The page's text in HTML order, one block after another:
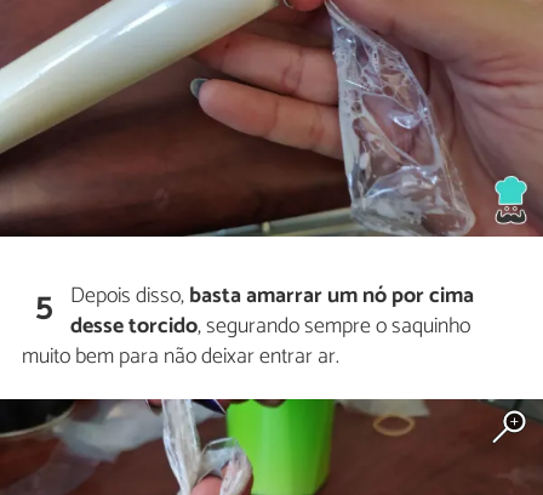
5 Depois disso,basta amarrar um nó por cima
desse torcido, segurando sempre o saquinho
muito bem para não deixar entrar ar.